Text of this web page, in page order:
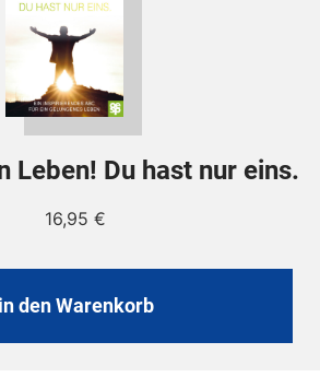
Leben! Du hast nur eins.
16,95 €
in den Warenkorb